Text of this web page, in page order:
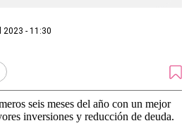
2023 - 11:30
seis meses del año con un mejor
inversiones y reducción de deuda.